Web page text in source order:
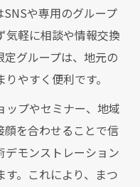
や専用のグループ
気軽に相談や情報交換
グループは、地元の
やすく便利です。
ップやセミナー、地域
顔を合わせることで信
デモンストレーション
。これにより、まつ